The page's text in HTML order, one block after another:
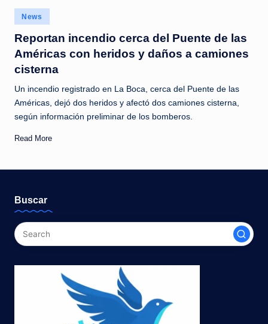
Posted
in
News
Reportan incendio cerca del Puente de las
Américas con heridos y daños a camiones
cisterna
Un incendio registrado en La Boca, cerca del Puente de las
Américas, dejó dos heridos y afectó dos camiones cisterna,
según información preliminar de los bomberos.
Read More
Buscar